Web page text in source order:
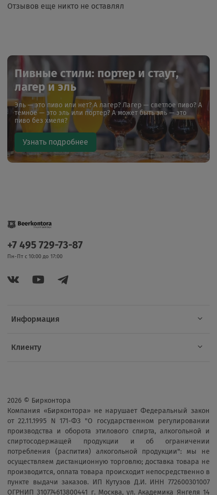
Отзывов еще никто не оставлял
Пивные стили: портер и стаут,
лагер и эль
Эль — это пиво или нет? А лагер? Лагер — светлое пиво? А
темное — это эль или портер? А может быть эль — это
пиво без хмеля?
Узнать подробнее
Информация
Клиенту
+7 495 729-73-87
Пн-Пт с 10:00 до 17:00
2026 © Бирконтора
Компания «Бирконтора» не нарушает Федеральный закон
от 22.11.1995 N 171-ФЗ "О государственном регулировании
производства и оборота этилового спирта, алкогольной и
спиртосодержащей продукции и об ограничении
потребления (распития) алкогольной продукции": мы не
осуществляем дистанционную торговлю; доставка товара не
производится, оплата товара происходит непосредственно в
пункте выдачи заказов. ИП Кутузов Д.И. ИНН 772600301007
ОГРНИП 310774613800441 г. Москва, ул. Академика Янгеля 14